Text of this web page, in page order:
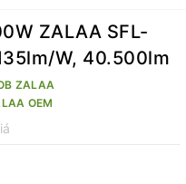
ZALAA SFL-
W, 40.500lm
ZALAA
OEM